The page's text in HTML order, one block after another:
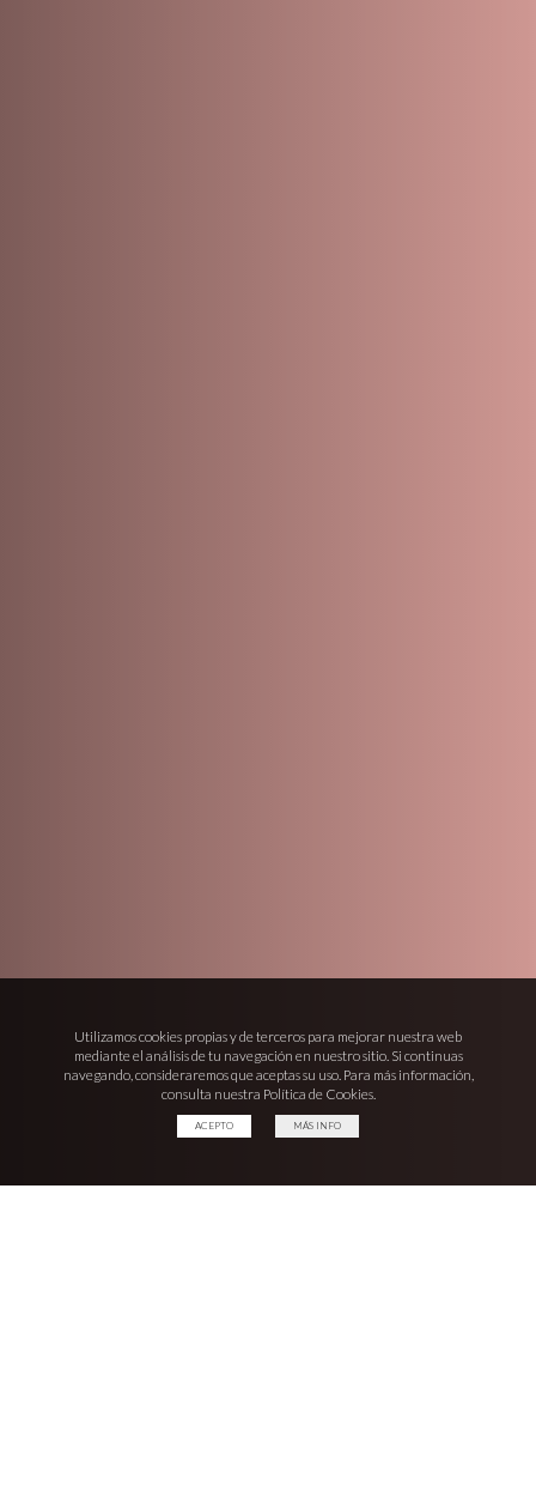
Utilizamos cookies propias y de terceros para mejorar nuestra web
mediante el análisis de tu navegación en nuestro sitio. Si continuas
navegando, consideraremos que aceptas su uso. Para más información,
consulta nuestra Política de Cookies.
ACEPTO MÁS INFO